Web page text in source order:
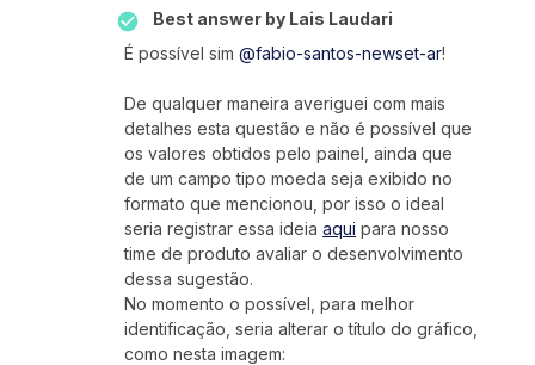
Best answer by Lais Laudari
É possível sim @fabio-santos-newset-ar!
De qualquer maneira averiguei com mais
detalhes esta questão e não é possível que
os valores obtidos pelo painel, ainda que
de um campo tipo moeda seja exibido no
formato que mencionou, por isso o ideal
seria registrar essa ideia aqui para nosso
time de produto avaliar o desenvolvimento
dessa sugestão.
No momento o possível, para melhor
identificação, seria alterar o título do gráfico,
como nesta imagem: